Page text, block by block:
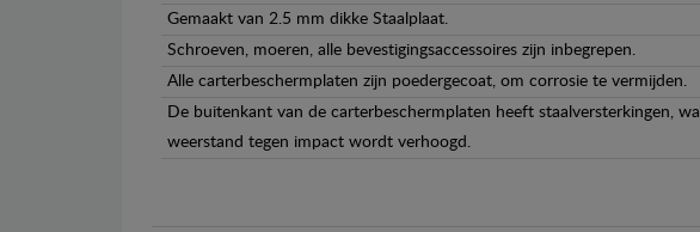
Gemaakt van 2.5 mm dikke Staalplaat.
Schroeven, moeren, alle bevestigingsaccessoires zijn inbegrepen.
Alle carterbeschermplaten zijn poedergecoat, om corrosie te vermijden.
De buitenkant van de carterbeschermplaten heeft staalversterkingen,
weerstand tegen impact wordt verhoogd.